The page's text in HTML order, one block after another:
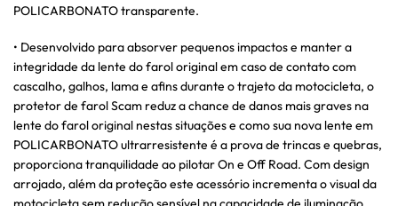
POLICARBONATO transparente.
• Desenvolvido para absorver pequenos impactos e manter a
integridade da lente do farol original em caso de contato com
cascalho, galhos, lama e afins durante o trajeto da motocicleta, o
protetor de farol Scam reduz a chance de danos mais graves na
lente do farol original nestas situações e como sua nova lente em
POLICARBONATO ultrarresistente é a prova de trincas e quebras,
proporciona tranquilidade ao pilotar On e Off Road. Com design
arrojado, além da proteção este acessório incrementa o visual da